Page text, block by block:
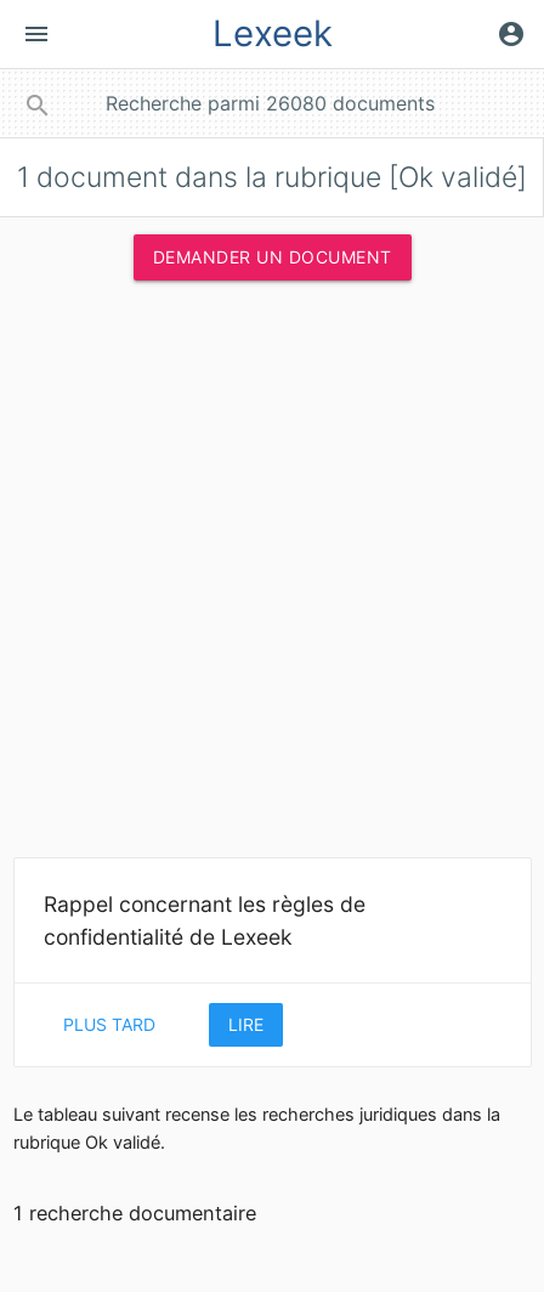
menu Lexeek account_circle
search
1 document dans la rubrique [Ok validé]
DEMANDER UN DOCUMENT
Rappel concernant les règles de
confidentialité de Lexeek
PLUS TARD LIRE
Le tableau suivant recense les recherches juridiques dans la
rubrique Ok validé.
1 recherche documentaire